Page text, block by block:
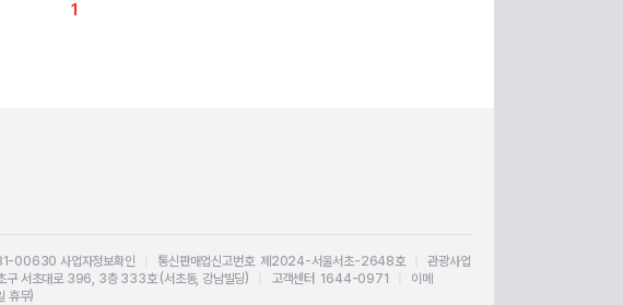
1
00630 사업자정보확인 통신판매업신고번호 제2024-서울서초-2648호|관광사업
구 서초대로 396, 3층 333호 (서초동, 강남빌딩) 고객센터 1644-0971
이메
휴무)